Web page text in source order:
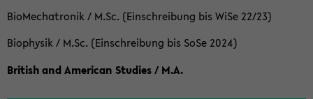
BioMechatronik / M.Sc. (Einschreibung bis WiSe 22/23)
Biophysik / M.Sc. (Einschreibung bis SoSe 2024)
British and American Studies / M.A.